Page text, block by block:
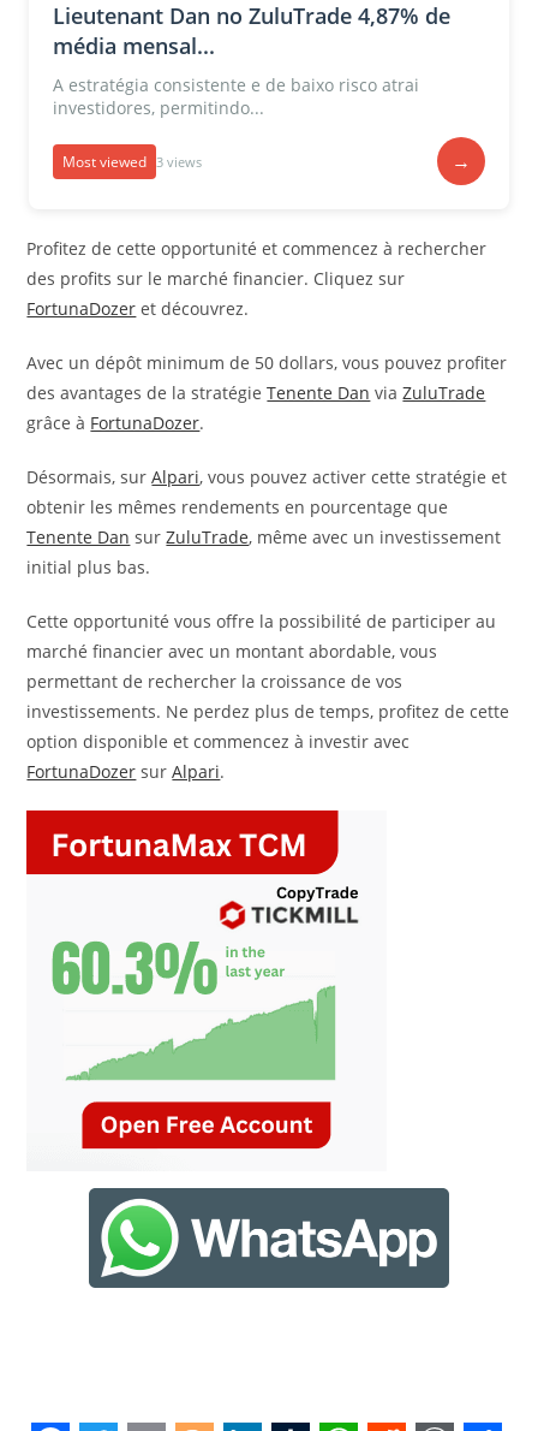
Lieutenant Dan no ZuluTrade 4,87% de
média mensal...
A estratégia consistente e de baixo risco atrai
investidores, permitindo...
Most viewed 3 views →
Profitez de cette opportunité et commencez à rechercher
des profits sur le marché financier. Cliquez sur
FortunaDozer et découvrez.
Avec un dépôt minimum de 50 dollars, vous pouvez profiter
des avantages de la stratégieTenente Dan viaZuluTrade
grâce à FortunaDozer.
Désormais, surAlpari, vous pouvez activer cette stratégie et
obtenir les mêmes rendements en pourcentage que
Tenente Dan surZuluTrade, même avec un investissement
initial plus bas.
Cette opportunité vous offre la possibilité de participer au
marché financier avec un montant abordable, vous
permettant de rechercher la croissance de vos
investissements. Ne perdez plus de temps, profitez de cette
option disponible et commencez à investir avec
FortunaDozer surAlpari.